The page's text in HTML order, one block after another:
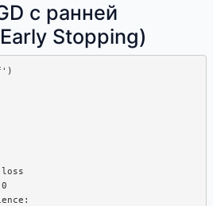
с ранней
Stopping)